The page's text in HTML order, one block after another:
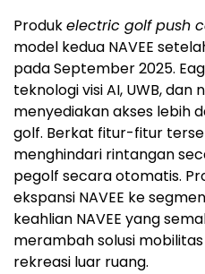
Produkelectric golf push
model kedua NAVEE
padaSeptember 2025.
teknologi visi AI, UWB, dan
menyediakan akses lebih
golf. Berkat fitur-fitur
menghindari rintangan
pegolf secara otomatis.
ekspansi NAVEE ke
keahlian NAVEE yang
merambah solusi
rekreasi luar ruang.